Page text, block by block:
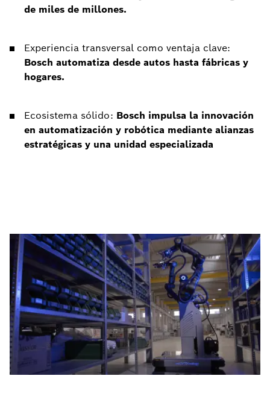
de miles de millones.
Experiencia transversal como ventaja clave:
Bosch automatiza desde autos hasta fábricas y
hogares.
Ecosistema sólido: Bosch impulsa la innovación
en automatización y robótica mediante alianzas
estratégicas y una unidad especializada